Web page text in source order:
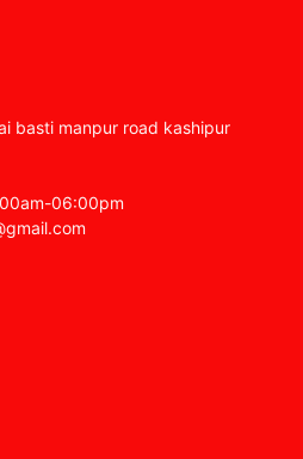
basti manpur road kashipur
06:00pm